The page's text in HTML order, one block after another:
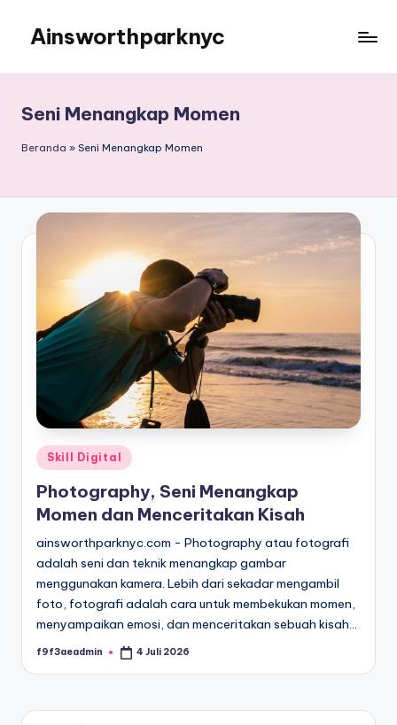
content
Ainsworthparknyc
Seni Menangkap Momen
Beranda » Seni Menangkap Momen
Posted
in
Skill Digital
Photography, Seni Menangkap
Momen dan Menceritakan Kisah
ainsworthparknyc.com - Photography atau fotografi
adalah seni dan teknik menangkap gambar
menggunakan kamera. Lebih dari sekadar mengambil
foto, fotografi adalah cara untuk membekukan momen,
menyampaikan emosi, dan menceritakan sebuah kisah…
Posted
f9f3aeadmin 4 Juli 2026